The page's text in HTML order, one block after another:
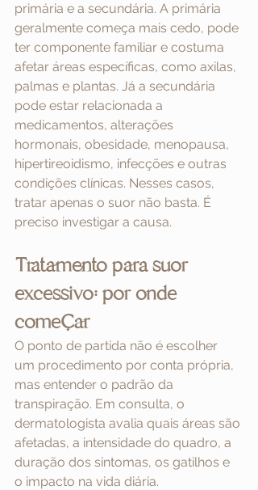
primária e a secundária. A primária
geralmente começa mais cedo, pode
ter componente familiar e costuma
afetar áreas específicas, como axilas,
palmas e plantas. Já a secundária
pode estar relacionada a
medicamentos, alterações
hormonais, obesidade, menopausa,
hipertireoidismo, infecções e outras
condições clínicas. Nesses casos,
tratar apenas o suor não basta. É
preciso investigar a causa.
Tratamento para suor
excessivo: por onde
começar
O ponto de partida não é escolher
um procedimento por conta própria,
mas entender o padrão da
transpiração. Em consulta, o
dermatologista avalia quais áreas são
afetadas, a intensidade do quadro, a
duração dos sintomas, os gatilhos e
o impacto na vida diária.